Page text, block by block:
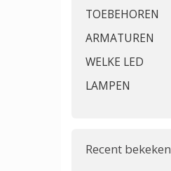
TOEBEHOREN
ARMATUREN
WELKE LED
LAMPEN
Recent bekeken